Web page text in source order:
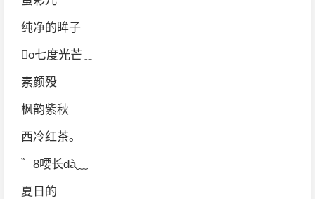
纯净的眸子
o七度光芒﹎
素颜殁
枫韵紫秋
西冷红茶。
゛8喓长dà﹏
夏日的